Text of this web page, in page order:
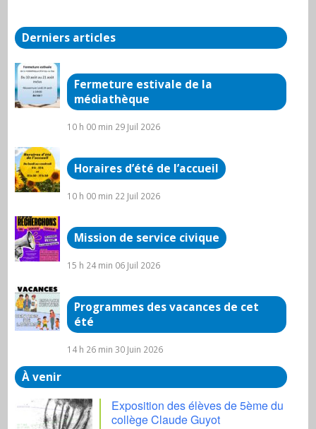
Derniers articles
Fermeture estivale de la
médiathèque
10 h 00 min 29 Juil 2026
Horaires d’été de l’accueil
10 h 00 min 22 Juil 2026
Mission de service civique
15 h 24 min 06 Juil 2026
Programmes des vacances de cet
été
14 h 26 min 30 Juin 2026
À venir
Exposition des élèves de 5ème du
collège Claude Guyot